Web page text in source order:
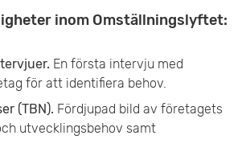
inom Omställningslyftet:
En första intervju med
för att identifiera behov.
(TBN). Fördjupad bild av företagets
utvecklingsbehov samt